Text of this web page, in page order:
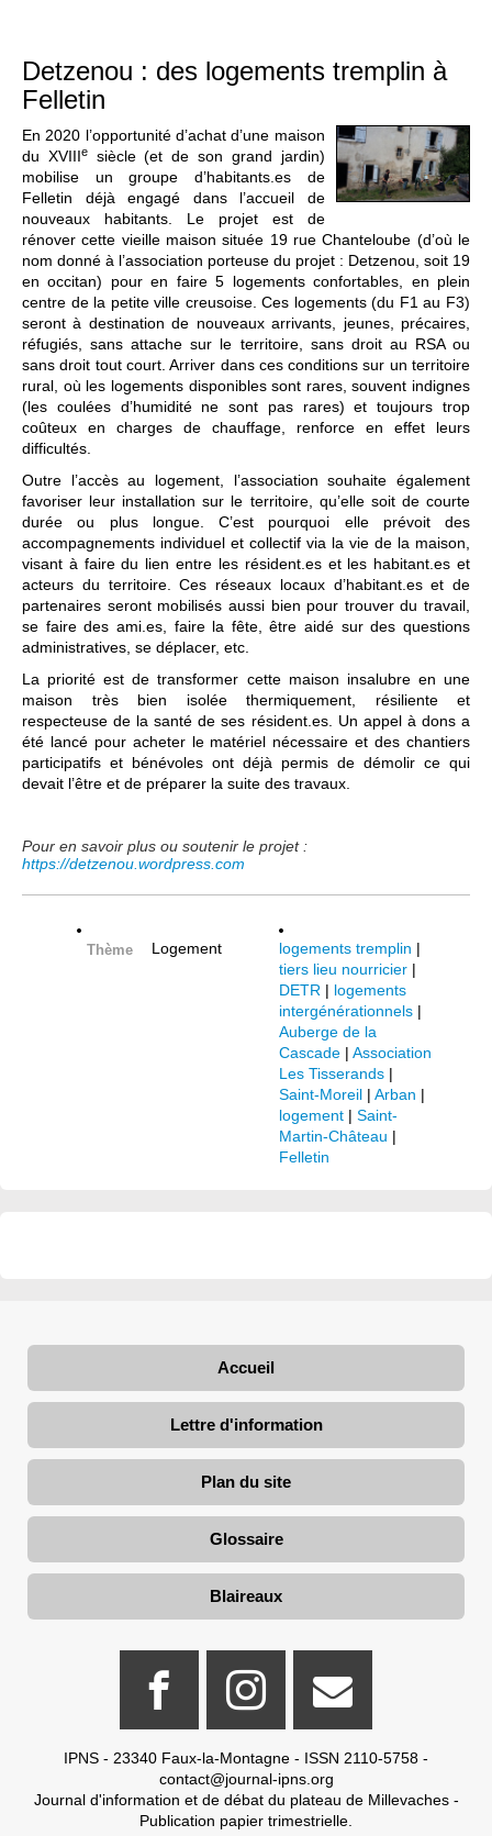
Detzenou : des logements tremplin à
Felletin
En 2020 l’opportunité d’achat d’une maison
du XVIIIesiècle (et de son grand jardin)
mobilise un groupe d’habitants.es de
Felletin déjà engagé dans l’accueil de
nouveaux habitants. Le projet est de
rénover cette vieille maison située 19 rue Chanteloube (d’où le
nom donné à l’association porteuse du projet : Detzenou, soit 19
en occitan) pour en faire 5 logements confortables, en plein
centre de la petite ville creusoise. Ces logements (du F1 au F3)
seront à destination de nouveaux arrivants, jeunes, précaires,
réfugiés, sans attache sur le territoire, sans droit au RSA ou
sans droit tout court. Arriver dans ces conditions sur un territoire
rural, où les logements disponibles sont rares, souvent indignes
(les coulées d’humidité ne sont pas rares) et toujours trop
coûteux en charges de chauffage, renforce en effet leurs
difficultés.
Outre l’accès au logement, l’association souhaite également
favoriser leur installation sur le territoire, qu’elle soit de courte
durée ou plus longue. C’est pourquoi elle prévoit des
accompagnements individuel et collectif via la vie de la maison,
visant à faire du lien entre les résident.es et les habitant.es et
acteurs du territoire. Ces réseaux locaux d’habitant.es et de
partenaires seront mobilisés aussi bien pour trouver du travail,
se faire des ami.es, faire la fête, être aidé sur des questions
administratives, se déplacer, etc.
La priorité est de transformer cette maison insalubre en une
maison très bien isolée thermiquement, résiliente et
respecteuse de la santé de ses résident.es. Un appel à dons a
été lancé pour acheter le matériel nécessaire et des chantiers
participatifs et bénévoles ont déjà permis de démolir ce qui
devait l’être et de préparer la suite des travaux.
Pour en savoir plus ou soutenir le projet :
https://detzenou.wordpress.com
Thème Logement logements tremplin |
tiers lieu nourricier |
DETR | logements
intergénérationnels |
Auberge de la
Cascade | Association
Les Tisserands |
Saint-Moreil | Arban |
logement | Saint-
Martin-Château |
Felletin
Accueil
Lettre d'information
Plan du site
Glossaire
Blaireaux
IPNS - 23340 Faux-la-Montagne - ISSN 2110-5758 -
contact@journal-ipns.org
Journal d'information et de débat du plateau de Millevaches -
Publication papier trimestrielle.